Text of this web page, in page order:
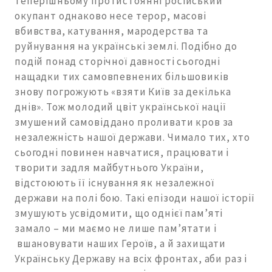
окупант однаково несе терор, масові
вбивства, катування, мародерства та
руйнування на українські землі. Подібно до
подій понад сторічної давності сьогодні
нащадки тих самовпевнених більшовиків
знову погрожують «взяти Київ за декілька
днів». Тож молодий цвіт української нації
змушений самовіддано проливати кров за
незалежність нашої держави. Чимало тих, хто
сьогодні повинен навчатися, працювати і
творити задля майбутнього України,
відстоюють її існування як незалежної
держави на полі бою. Такі епізоди нашої історії
змушують усвідомити, що однієї пам’яті
замало – ми маємо не лише пам’ятати і
вшановувати наших Героїв, а й захищати
Українську Державу на всіх фронтах, аби раз і